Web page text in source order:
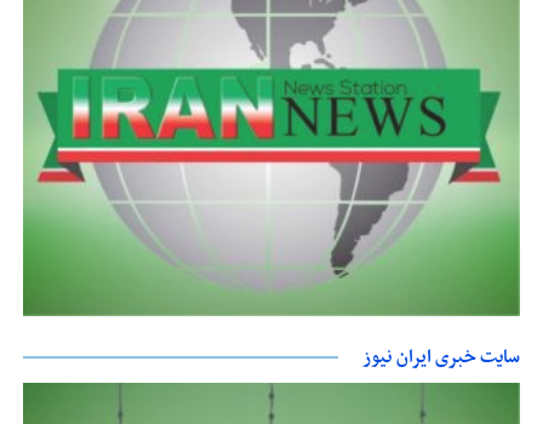
سایت خبری ایران نیوز